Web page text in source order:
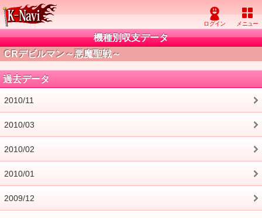
機種別収支データ
CRデビルマン～悪魔聖戦～
過去データ
2010/11
2010/03
2010/02
2010/01
2009/12